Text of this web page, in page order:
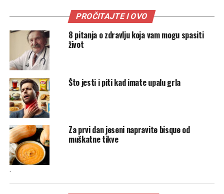
PROČITAJTE I OVO
8 pitanja o zdravlju koja vam mogu spasiti
život
Što jesti i piti kad imate upalu grla
Za prvi dan jeseni napravite bisque od
muškatne tikve
.